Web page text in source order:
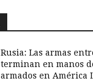
Rusia: Las armas
terminan en manos
armados en América